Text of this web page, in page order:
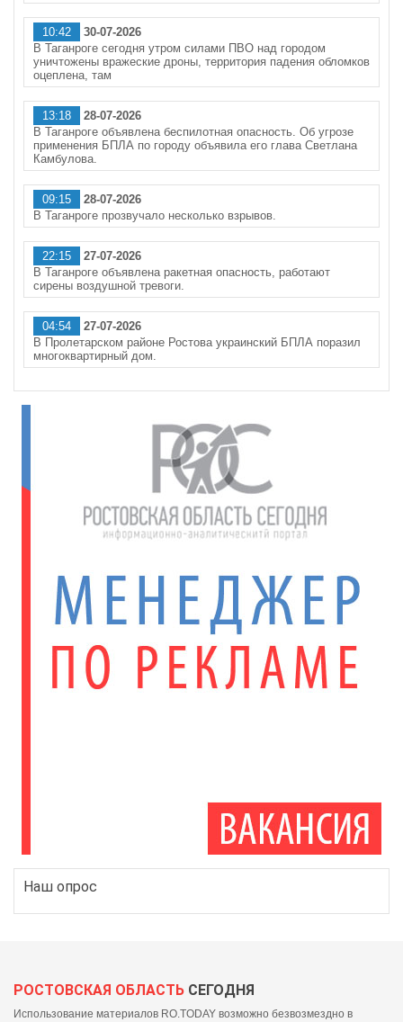
10:42
30-07-2026
В Таганроге сегодня утром силами ПВО над городом
уничтожены вражеские дроны, территория падения обломков
оцеплена, там
13:18
28-07-2026
В Таганроге объявлена беспилотная опасность. Об угрозе
применения БПЛА по городу объявила его глава Светлана
Камбулова.
09:15
28-07-2026
В Таганроге прозвучало несколько взрывов.
22:15
27-07-2026
В Таганроге объявлена ракетная опасность, работают
сирены воздушной тревоги.
04:54
27-07-2026
В Пролетарском районе Ростова украинский БПЛА поразил
многоквартирный дом.
Наш опрос
РОСТОВСКАЯ ОБЛАСТЬ СЕГОДНЯ
Использование материалов RO.TODAY возможно безвозмездно в